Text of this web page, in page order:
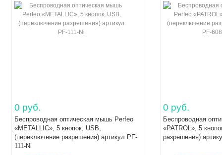
0 руб.
Беспроводная оптическая мышь Perfeo
«METALLIC», 5 кнопок, USB,
(переключение разрешения) артикул PF-
111-Ni
0 руб.
Беспроводная
«PATROL», 5
разрешения)